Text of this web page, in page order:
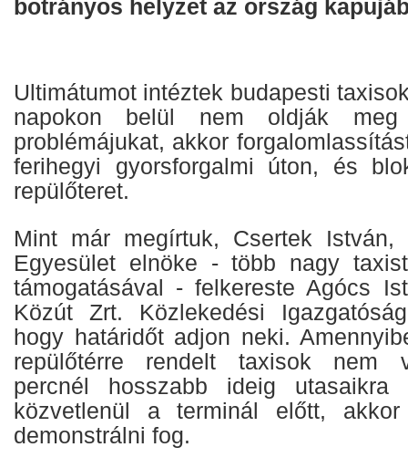
botrányos helyzet az ország
Ultimátumot intéztek budapesti
napokon belül nem oldják meg
problémájukat, akkor
ferihegyi gyorsforgalmi úton, és
repülőteret.
Mint már megírtuk, Csertek István,
Egyesület elnöke - több nagy
támogatásával - felkereste Agócs
Közút Zrt. Közlekedési
hogy határidőt adjon neki.
repülőtérre rendelt taxisok nem
percnél hosszabb ideig
közvetlenül a terminál előtt,
demonstrálni fog.